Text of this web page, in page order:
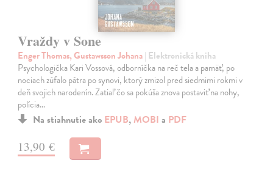
Vraždy v Sone
Enger Thomas, Gustawsson Johana| Elektronická kniha
Psychologička Kari Vossová, odborníčka na reč tela a pamäť, po
nociach zúfalo pátra po synovi, ktorý zmizol pred siedmimi rokmi v
deň svojich narodenín. Zatiaľ čo sa pokúša znova postaviť na nohy,
polícia…
Na stiahnutie ako EPUB, MOBI a PDF
13,90 €